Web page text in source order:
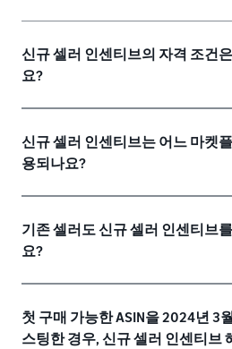
신규 셀러 인센티브의 자격 조건
요?
신규 셀러 인센티브는 어느 마켓
용되나요?
기존 셀러도 신규 셀러 인센티브
요?
첫 구매 가능한 ASIN을 2024년 3
스팅한 경우, 신규 셀러 인센티브